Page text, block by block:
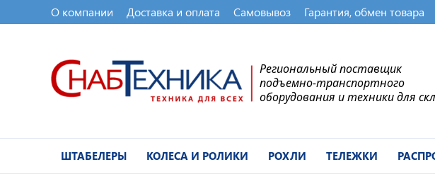
О компании Доставка и оплата Самовывоз Гарантия, обмен товара
Региональный поставщик
подъемно-транспортного
оборудования и техники для
ШТАБЕЛЕРЫ КОЛЕСА И РОЛИКИ РОХЛИ ТЕЛЕЖКИ